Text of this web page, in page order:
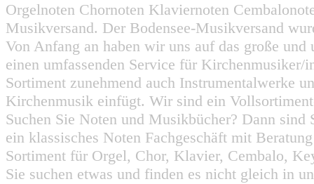
Orgelnoten Chornoten Klaviernoten
Musikversand. Der Bodensee-Musikversand
Von Anfang an haben wir uns auf das große
einen umfassenden Service für
Sortiment zunehmend auch Instrumentalwerke
Kirchenmusik einfügt. Wir sind ein
Suchen Sie Noten und Musikbücher? Dann
ein klassisches Noten Fachgeschäft mit
Sortiment für Orgel, Chor, Klavier, Cembalo,
Sie suchen etwas und finden es nicht gleich in